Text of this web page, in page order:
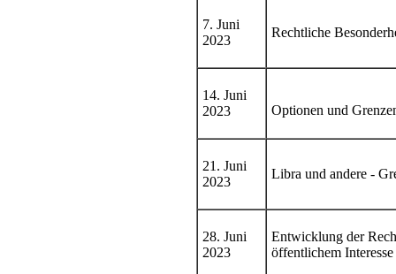
7. Juni
2023
Rechtliche
14. Juni
2023
Optionen und
21. Juni
2023
Libra und andere -
28. Juni
2023
Entwicklung der
öffentlichem Interesse